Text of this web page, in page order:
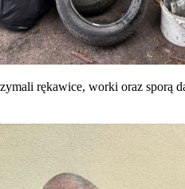
rękawice, worki oraz